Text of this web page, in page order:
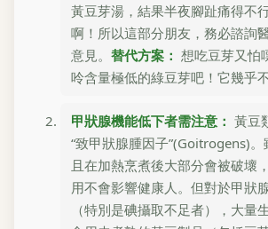
黃豆芽湯，結果半夜腳趾痛得不
啊！所以這部分朋友，務必諮詢
意見。 替代方案： 想吃豆芽又怕
呤含量極低的綠豆芽吧！它幾乎
甲狀腺機能低下者需注意： 黃豆
“致甲狀腺腫因子”(Goitrogens)。
且在加熱烹煮後大部分會被破壞
用不會影響健康人。但對於甲狀
（特別是碘攝取不足者），大量